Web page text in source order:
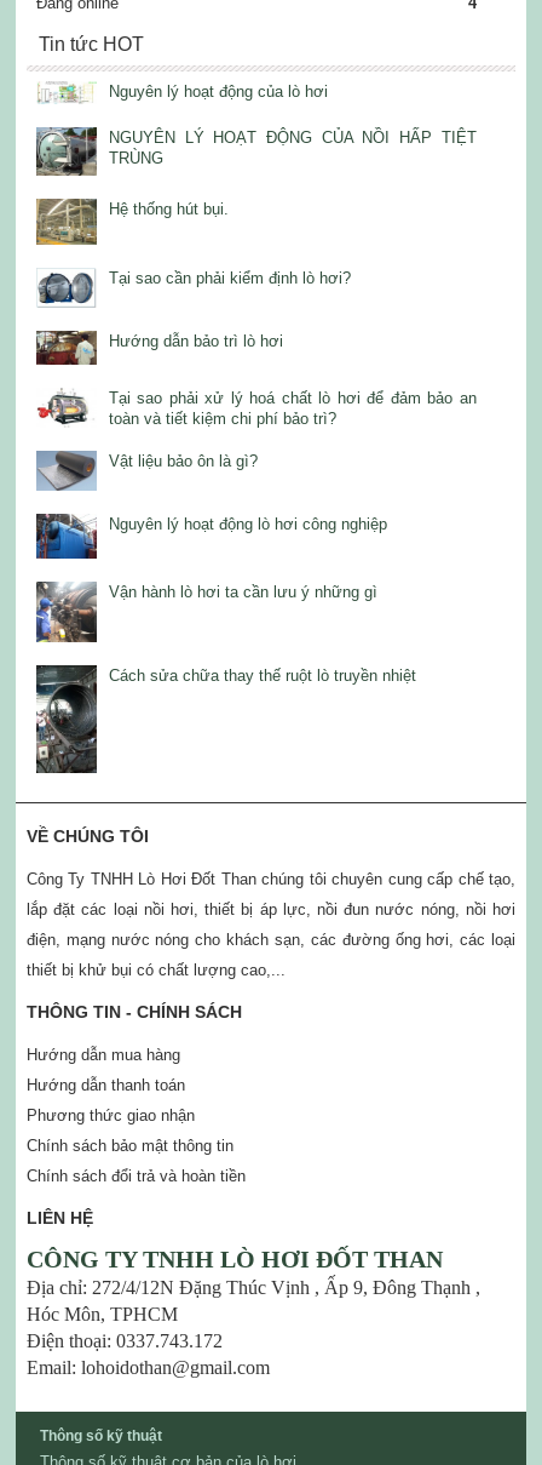
Thông số kỹ thuật
Tin tức HOT
Nguyên lý hoạt động của lò hơi
NGUYÊN LÝ HOẠT ĐỘNG CỦA NỒI HẤP TIỆT
TRÙNG
Hệ thống hút bụi.
Tại sao cần phải kiểm định lò hơi?
Hướng dẫn bảo trì lò hơi
Tại sao phải xử lý hoá chất lò hơi để đảm bảo an
toàn và tiết kiệm chi phí bảo trì?
Vật liệu bảo ôn là gì?
Nguyên lý hoạt động lò hơi công nghiệp
Vận hành lò hơi ta cần lưu ý những gì
Cách sửa chữa thay thế ruột lò truyền nhiệt
VỀ CHÚNG TÔI
Công Ty TNHH Lò Hơi Đốt Than chúng tôi chuyên cung cấp chế tạo,
lắp đặt các loại nồi hơi, thiết bị áp lực, nồi đun nước nóng, nồi hơi
điện, mạng nước nóng cho khách sạn, các đường ống hơi, các loại
thiết bị khử bụi có chất lượng cao,...
THÔNG TIN - CHÍNH SÁCH
Hướng dẫn mua hàng
Hướng dẫn thanh toán
Phương thức giao nhận
Chính sách bảo mật thông tin
Chính sách đổi trả và hoàn tiền
LIÊN HỆ
CÔNG TY TNHH LÒ HƠI ĐỐT THAN
Địa chỉ: 272/4/12N Đặng Thúc Vịnh , Ấp 9, Đông Thạnh ,
Hóc Môn, TPHCM
Điện thoại: 0337.743.172
Email: lohoidothan@gmail.com